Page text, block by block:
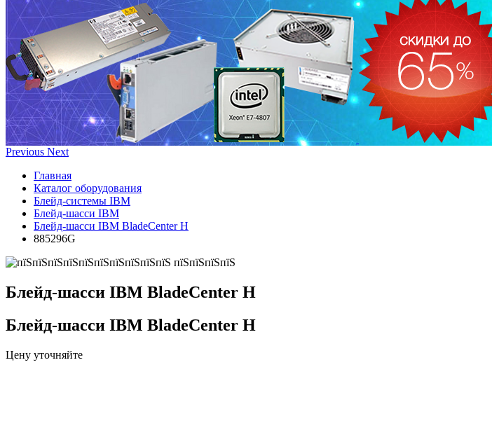
Previous Next
Главная
Каталог оборудования
Блейд-системы IBM
Блейд-шасси IBM
Блейд-шасси IBM BladeCenter H
885296G
Блейд-шасси IBM BladeCenter H
Блейд-шасси IBM BladeCenter H
Цену уточняйте